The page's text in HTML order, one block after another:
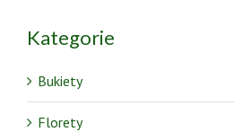
Kategorie
Bukiety
Florety